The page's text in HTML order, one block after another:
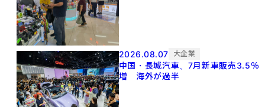
2026.08.07 大企業
中国・長城汽車、7月新車販売3.5％
増 海外が過半